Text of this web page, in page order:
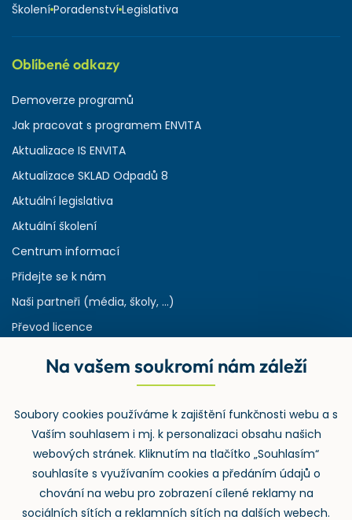
Školení Poradenství Legislativa
Oblíbené odkazy
Demoverze programů
Jak pracovat s programem ENVITA
Aktualizace IS ENVITA
Aktualizace SKLAD Odpadů 8
Aktuální legislativa
Aktuální školení
Centrum informací
Přidejte se k nám
Naši partneři (média, školy, ...)
Převod licence
Rejstřík používaných zkratek v odpadech
Zpětný odběr
Na vašem soukromí nám záleží
Soubory cookies používáme k zajištění funkčnosti webu a s
Vaším souhlasem i mj. k personalizaci obsahu našich
webových stránek. Kliknutím na tlačítko „Souhlasím“
souhlasíte s využívaním cookies a předáním údajů o
chování na webu pro zobrazení cílené reklamy na
sociálních sítích a reklamních sítích na dalších webech.